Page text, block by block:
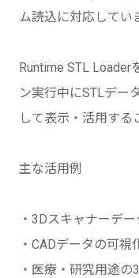
ム読込に対応してい
Runtime STL Loader
ン実行中にSTLデー
して表示・活用する
主な活用例
・3Dスキャナーデ
・CADデータの可視
・医療・研究用途の